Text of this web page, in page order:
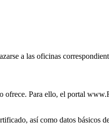
a las oficinas
ofrece. Para ello, el portal
así como datos básicos